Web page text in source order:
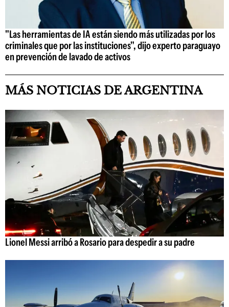
"Las herramientas de IA están siendo más utilizadas por los
criminales que por las instituciones", dijo experto paraguayo
en prevención de lavado de activos
MÁS NOTICIAS DE ARGENTINA
Lionel Messi arribó a Rosario para despedir a su padre